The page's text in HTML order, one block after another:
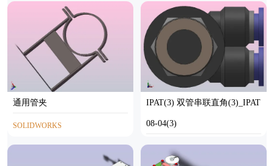
通用管夹
SOLIDWORKS
IPAT(3) 双管串联直角(3)_IPAT
08-04(3)
SOLIDWORKS